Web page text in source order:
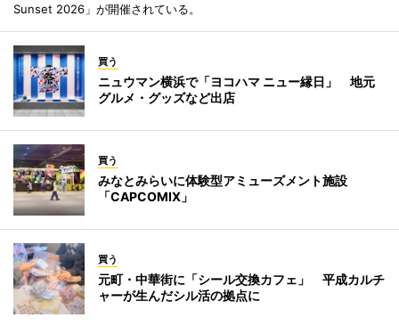
Sunset 2026」が開催されている。
買う
ニュウマン横浜で「ヨコハマ ニュー縁日」 地元
グルメ・グッズなど出店
買う
みなとみらいに体験型アミューズメント施設
「CAPCOMIX」
買う
元町・中華街に「シール交換カフェ」 平成カルチ
ャーが生んだシル活の拠点に